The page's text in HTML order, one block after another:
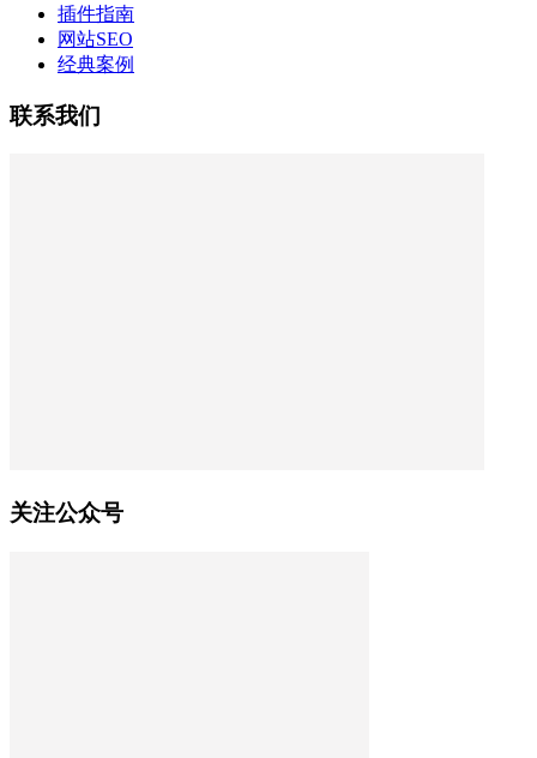
插件指南
网站SEO
经典案例
联系我们
关注公众号